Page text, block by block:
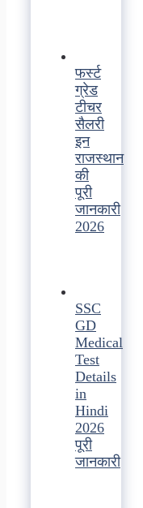
फर्स्ट
ग्रेड
टीचर
सैलरी
इन
राजस्थान
की
पूरी
जानकारी
2026
SSC
GD
Medical
Test
Details
in
Hindi
2026
पूरी
जानकारी